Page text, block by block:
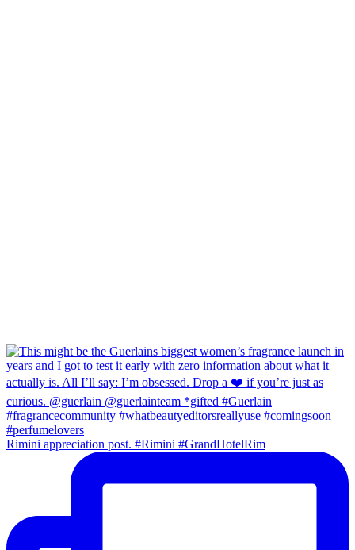
Rimini appreciation post. #Rimini #GrandHotelRim